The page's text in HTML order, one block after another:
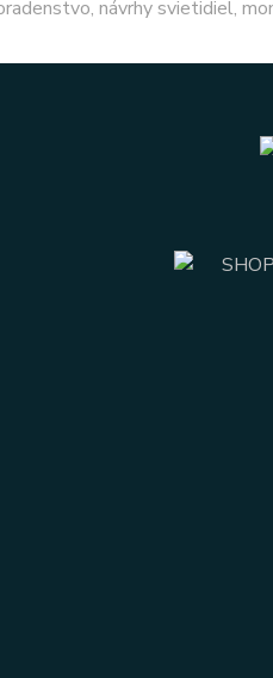
návrhy svietidiel,